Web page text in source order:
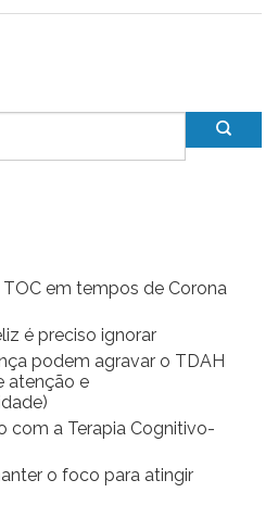
em tempos de Corona
é preciso ignorar
podem agravar o TDAH
atenção e
com a Terapia Cognitivo-
o foco para atingir